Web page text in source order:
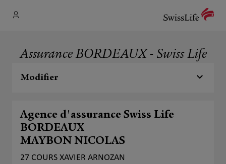
Assurance BORDEAUX - Swiss Life
Modifier
Agence d'assurance Swiss Life
BORDEAUX
MAYBON NICOLAS
27 COURS XAVIER ARNOZAN